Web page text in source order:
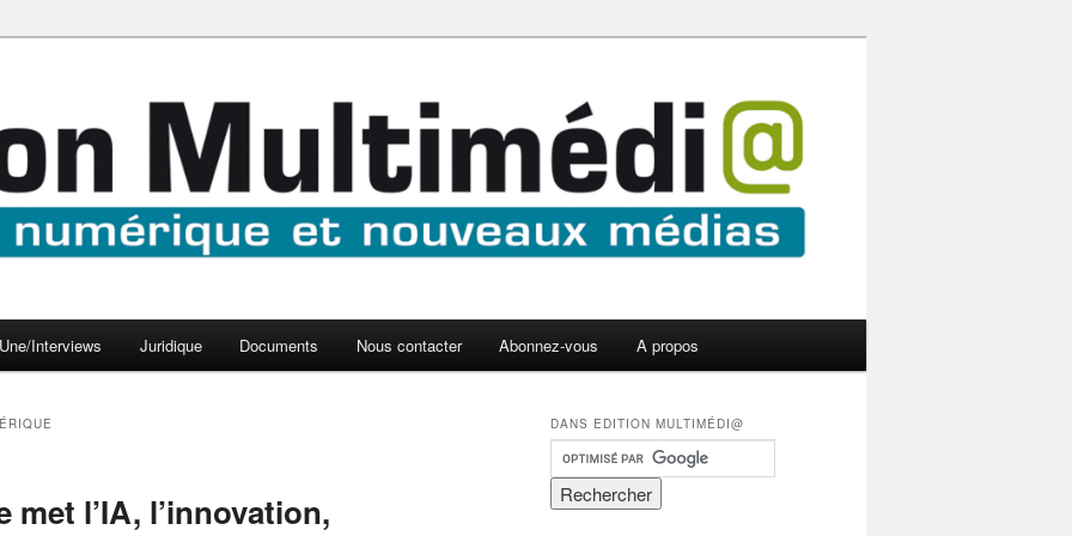
Une/Interviews Juridique Documents Nous contacter Abonnez-vous A propos
met l’IA, l’innovation,
DANS EDITION MULTIMÉDI@